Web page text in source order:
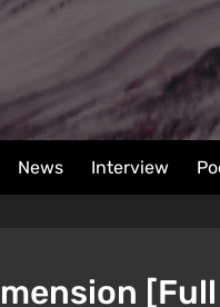
News Interview